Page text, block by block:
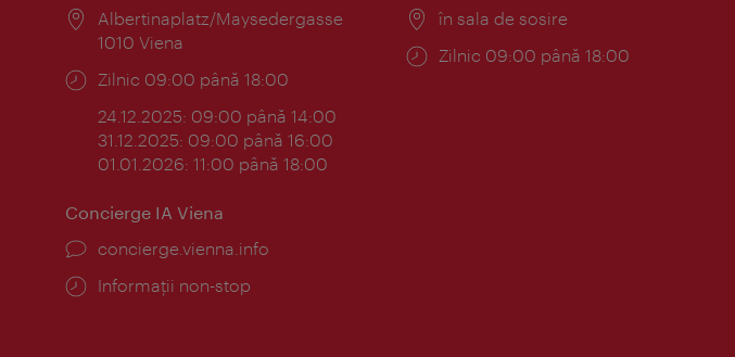
Locul:
Albertinaplatz/Maysedergasse
1010 Viena
Program:
Zilnic 09:00 până 18:00
24.12.2025: 09:00 până 14:00
31.12.2025: 09:00 până 16:00
01.01.2026: 11:00 până 18:00
Locul:
în sala de sosire
Program:
Zilnic 09:00 până 18:00
Concierge IA Viena
concierge.vienna.info
Informații non-stop